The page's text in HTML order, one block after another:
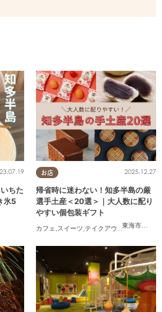
ちた
氷5
お店
東海市
,大府
2025.12.27
帰省時に迷わない！知多半島の厳
選手土産＜20選＞｜大人数に配り
やすい個包装ギフト
カフェ,スイーツ,テイクアウト ,まとめ記事